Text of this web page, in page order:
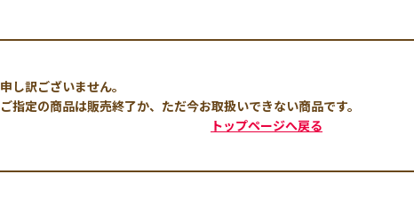
申し訳ございません。
ご指定の商品は販売終了か、ただ今お取扱いできない商品です。
トップページへ戻る